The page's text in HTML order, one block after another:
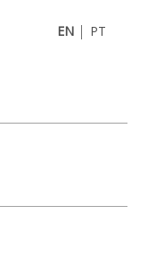
EN | PT